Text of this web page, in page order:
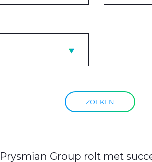
ZOEKEN
Prysmian Group rolt met